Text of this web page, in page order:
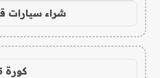
شراء سيارات
كورة 365